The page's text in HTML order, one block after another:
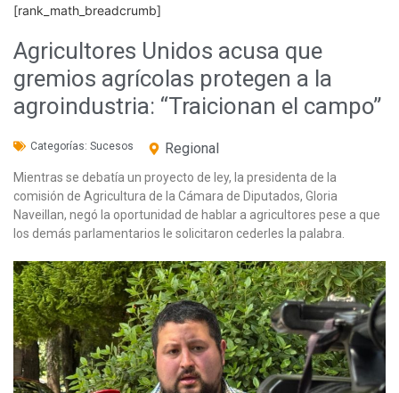
[rank_math_breadcrumb]
Agricultores Unidos acusa que
gremios agrícolas protegen a la
agroindustria: “Traicionan el campo”
Categorías: Sucesos Regional
Mientras se debatía un proyecto de ley, la presidenta de la
comisión de Agricultura de la Cámara de Diputados, Gloria
Naveillan, negó la oportunidad de hablar a agricultores pese a que
los demás parlamentarios le solicitaron cederles la palabra.